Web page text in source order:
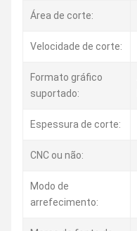
Área de corte:
Velocidade de corte:
Formato gráfico
suportado:
Espessura de corte:
CNC ou não:
Modo de
arrefecimento: